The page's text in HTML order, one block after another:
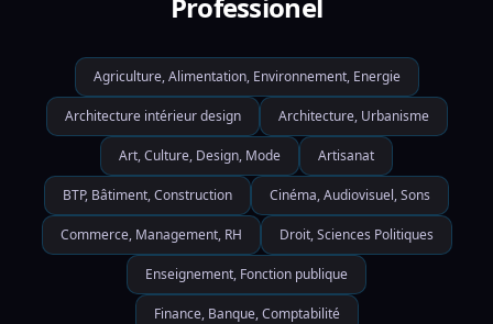
Agriculture, Alimentation, Environnement, Energie
Architecture intérieur design Architecture, Urbanisme
Art, Culture, Design, Mode Artisanat
BTP, Bâtiment, Construction Cinéma, Audiovisuel, Sons
Commerce, Management, RH Droit, Sciences Politiques
Enseignement, Fonction publique
Finance, Banque, Comptabilité